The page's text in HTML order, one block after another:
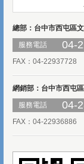
總部：台中市西屯區
服務電話
04-
FAX：04-
網銷部：台中市西屯
服務電話
04-
FAX：04-